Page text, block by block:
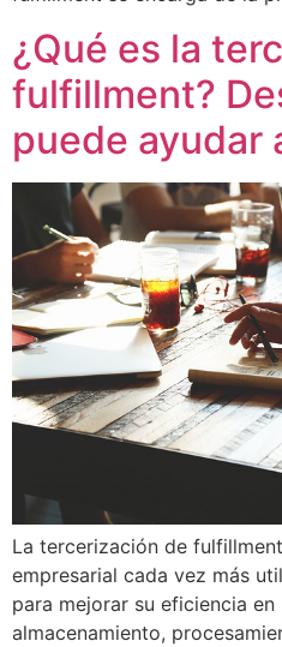
¿Qué es la
fulfillment?
puede ayudar
La tercerización de
empresarial cada vez más
para mejorar su eficiencia
almacenamiento,